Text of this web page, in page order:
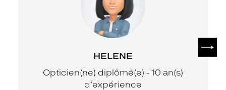
HELENE
Opticien(ne) diplômé(e) - 10 an(s)
d’expérience